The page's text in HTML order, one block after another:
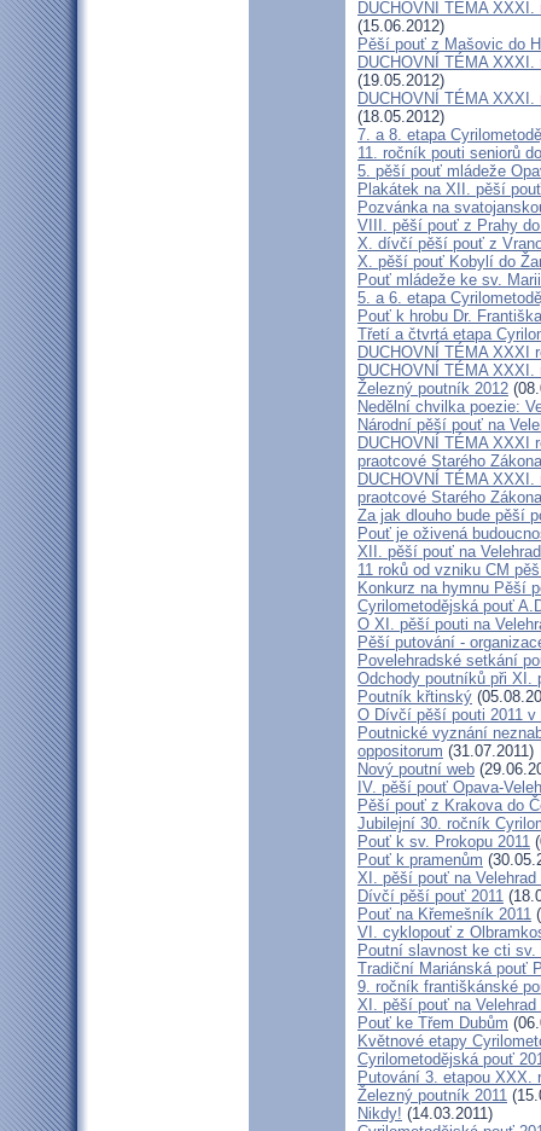
DUCHOVNÍ TÉMA
(15.06.2012)
Pěší pouť z Mašovic do
DUCHOVNÍ TÉMA
(19.05.2012)
DUCHOVNÍ TÉMA
(18.05.2012)
7. a 8. etapa
11. ročník pouti seniorů
5. pěší pouť mládeže
Plakátek na XII. pěší
Pozvánka na
VIII. pěší pouť z Prahy
X. dívčí pěší pouť z
X. pěší pouť Kobylí do
Pouť mládeže ke sv.
5. a 6. etapa
Pouť k hrobu Dr.
Třetí a čtvrtá etapa
DUCHOVNÍ TÉMA XXXI
DUCHOVNÍ TÉMA
Železný poutník 2012
Nedělní chvilka poezie:
Národní pěší pouť na
DUCHOVNÍ TÉMA XXXI
praotcové Starého Zákona
DUCHOVNÍ TÉMA
praotcové Starého Zákona
Za jak dlouho bude pěší
Pouť je oživená
XII. pěší pouť na
11 roků od vzniku CM
Konkurz na hymnu Pěší
Cyrilometodějská pouť
O XI. pěší pouti na
Pěší putování -
Povelehradské setkání
Odchody poutníků při XI.
Poutník křtinský
O Dívčí pěší pouti 2011 v
Poutnické vyznání
oppositorum (31.07.2011)
Nový poutní web
IV. pěší pouť Opava-
Pěší pouť z Krakova do
Jubilejní 30. ročník
Pouť k sv. Prokopu 2011
Pouť k pramenům
XI. pěší pouť na Velehrad
Dívčí pěší pouť 2011
Pouť na Křemešník 2011
VI. cyklopouť z
Poutní slavnost ke cti sv.
Tradiční Mariánská pouť
9. ročník františkánské
XI. pěší pouť na
Pouť ke Třem Dubům
Květnové etapy
Cyrilometodějská pouť
Putování 3. etapou XXX.
Železný poutník 2011
Nikdy! (14.03.2011)